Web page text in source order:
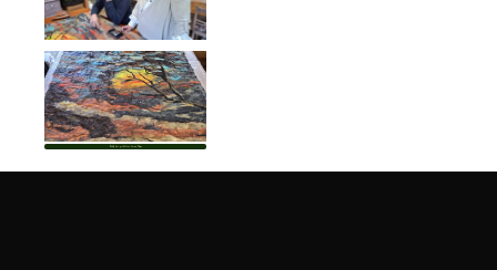
Bekijk het profiel van Leonie Nuijen